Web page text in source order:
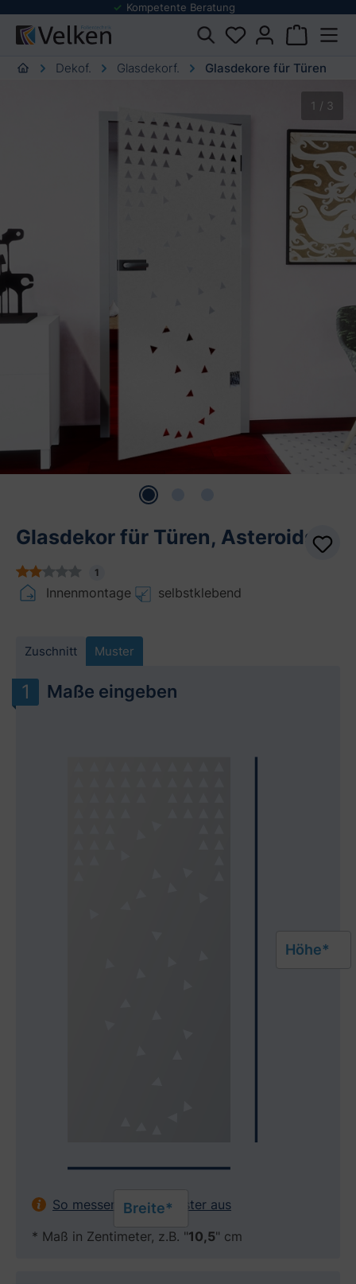
springen
Folienmuster Service
Dekof. Glasdekorf. Glasdekore für Türen
1 / 3
Glasdekor für Türen, Asteroids
1
Innenmontage selbstklebend
Zuschnitt Muster
Maße eingeben
Breite*
Höhe*
So messen Sie Ihr Fenster aus
* Maß in Zentimeter, z.B. "10,5" cm